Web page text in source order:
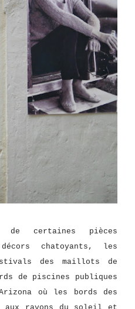
de certaines pièces
chatoyants, les
des maillots de
de piscines publiques
où les bords des